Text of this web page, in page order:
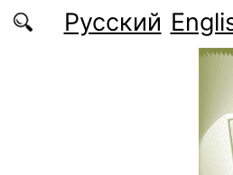
содержаниюРусский